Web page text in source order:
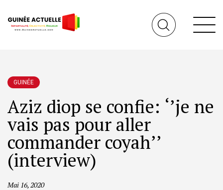
GUINÉE
Aziz diop se confie: ‘’je ne
vais pas pour aller
commander coyah’’
(interview)
Mai 16, 2020